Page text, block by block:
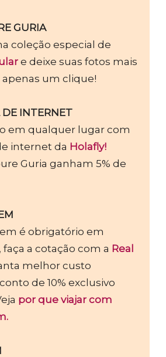
GURIA
coleção especial de
e deixe suas fotos mais
um clique!
INTERNET
em qualquer lugar com
internet da Holafly!
Guria ganham 5% de
é obrigatório em
a cotação com a Real
melhor custo
de 10% exclusivo
por que viajar com